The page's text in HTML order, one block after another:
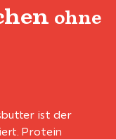
ohne
ist der
Protein